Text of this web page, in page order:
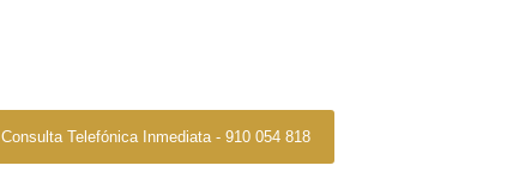
Consulta Telefónica Inmediata - 910 054 818